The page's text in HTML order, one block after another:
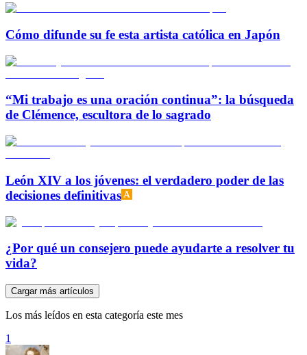
Cómo difunde su fe esta artista católica en Japón
“Mi trabajo es una oración continua”: la búsqueda
de Clémence, escultora de lo sagrado
León XIV a los jóvenes: el verdadero poder de las
decisiones definitivas
¿Por qué un consejero puede ayudarte a resolver tu
vida?
Cargar más artículos
Los más leídos en esta categoría este mes
1